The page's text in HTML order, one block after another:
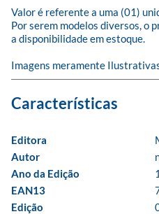
Valor é referente a uma (01)
Por serem modelos diversos, o
a disponibilidade em estoque.
Imagens meramente
Editora
Autor
Ano da Edição
EAN13
Edição